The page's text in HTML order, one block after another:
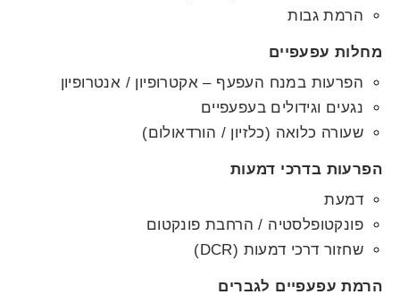
הרמת גבות
מחלות עפעפיים
הפרעות במנח העפעף – אקטרופיון / אנטרופיון
נגעים וגידולים בעפעפיים
שעורה כלואה (כלזיון / הורדאולום)
הפרעות בדרכי דמעות​
דמעת
פונקטופלסטיה / הרחבת פונקטום
שחזור דרכי דמעות (DCR)
הרמת עפעפיים לגברים